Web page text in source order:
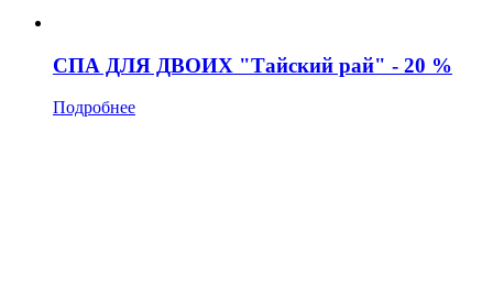
СПА ДЛЯ ДВОИХ "Тайский рай" - 20 %
Подробнее